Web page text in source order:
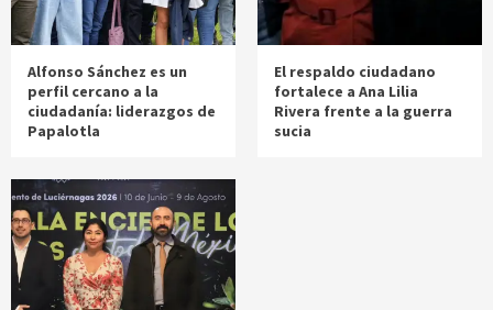
Alfonso Sánchez es un
perfil cercano a la
ciudadanía: liderazgos de
Papalotla
El respaldo ciudadano
fortalece a Ana Lilia
Rivera frente a la guerra
sucia